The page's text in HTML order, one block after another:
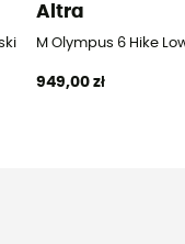
Altra
M Olympus 6 Hike
949,00 zł